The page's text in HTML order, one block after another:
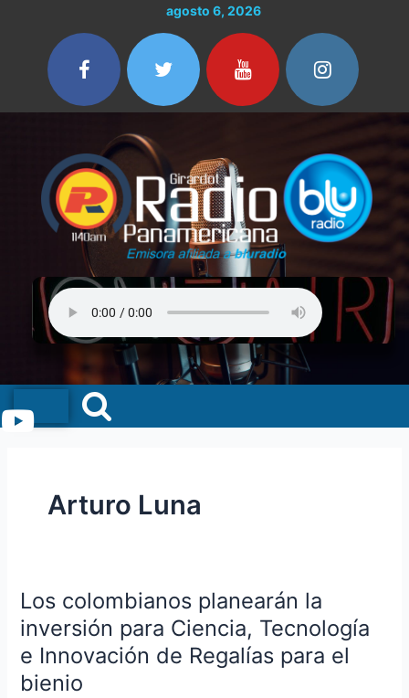
contenido
agosto 6, 2026
Menu
Arturo Luna
Los colombianos planearán la
inversión para Ciencia, Tecnología
e Innovación de Regalías para el
bienio
Los
colombianos
planearán
la
inversión